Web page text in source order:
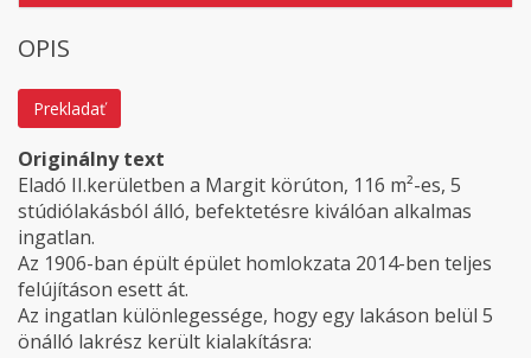
OPIS
Prekladať
Originálny text
Eladó II.kerületben a Margit körúton, 116 m²-es, 5
stúdiólakásból álló, befektetésre kiválóan alkalmas
ingatlan.
Az 1906-ban épült épület homlokzata 2014-ben teljes
felújításon esett át.
Az ingatlan különlegessége, hogy egy lakáson belül 5
önálló lakrész került kialakításra: